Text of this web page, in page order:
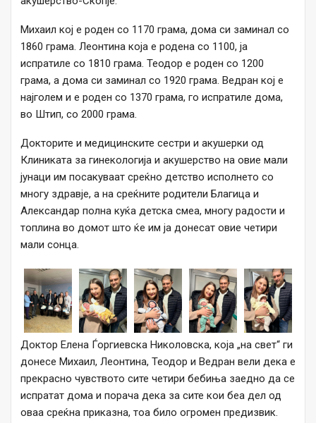
Михаил кој е роден со 1170 грама, дома си заминал со
1860 грама. Леонтина која е родена со 1100, ја
испратиле со 1810 грама. Теодор е роден со 1200
грама, а дома си заминал со 1920 грама. Ведран кој е
најголем и е роден со 1370 грама, го испратиле дома,
во Штип, со 2000 грама.
Докторите и медицинските сестри и акушерки од
Клиниката за гинекологија и акушерство на овие мали
јунаци им посакуваат среќно детство исполнето со
многу здравје, а на среќните родители Благица и
Александар полна куќа детска смеа, многу радости и
топлина во домот што ќе им ја донесат овие четири
мали сонца.
Доктор Елена Ѓоргиевска Николовска, која „на свет“ ги
донесе Михаил, Леонтина, Теодор и Ведран вели дека е
прекрасно чувството сите четири бебиња заедно да се
испратат дома и порача дека за сите кои беа дел од
оваа среќна приказна, тоа било огромен предизвик.